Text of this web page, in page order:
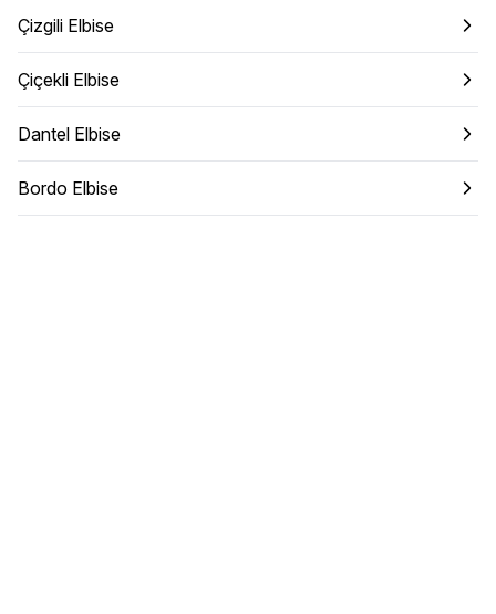
Çizgili Elbise
Çiçekli Elbise
Dantel Elbise
Bordo Elbise